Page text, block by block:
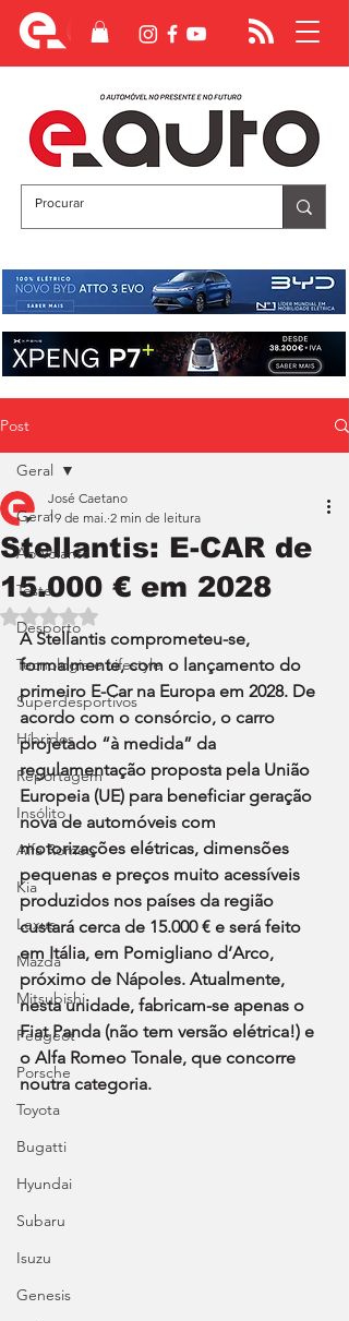
Post
Geral
Ao Volante
Teste
Desporto
Tecnologia e Lifestyle
Superdesportivos
Híbridos
Reportagem
Insólito
Alfa Romeo
Kia
Lexus
Mazda
Mitsubishi
Peugeot
Porsche
Toyota
Bugatti
Hyundai
Subaru
Isuzu
Genesis
Geral
Stellantis: E-CAR de
15.000 € em 2028
José Caetano
19 de mai. 2 min de leitura
Avaliado com NaN de 5 estrelas.
A Stellantis comprometeu-se,
formalmente, com o lançamento do
primeiro E-Car na Europa em 2028. De
acordo com o consórcio, o carro
projetado “à medida” da
regulamentação proposta pela União
Europeia (UE) para beneficiar geração
nova de automóveis com
motorizações elétricas, dimensões
pequenas e preços muito acessíveis
produzidos nos países da região
custará cerca de 15.000 € e será feito
em Itália, em Pomigliano d’Arco,
próximo de Nápoles. Atualmente,
nesta unidade, fabricam-se apenas o
Fiat Panda (não tem versão elétrica!) e
o Alfa Romeo Tonale, que concorre
noutra categoria.